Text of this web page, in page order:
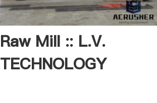
Raw Mill :: L.V.
TECHNOLOGY